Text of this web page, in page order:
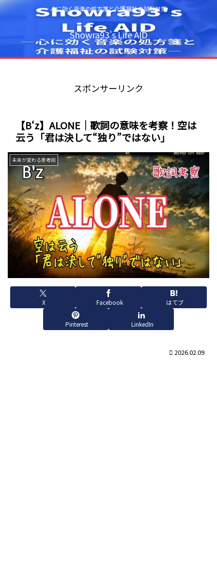
心に効く音楽の処方箋と介護福祉の試験対策
Showra93’s Life AID
スポンサーリンク
【B‘z】ALONE｜歌詞の意味を考察！空は
云う「君は決して“独り”ではない」
未来が変わる思考術
X Facebook はてブ
Pinterest LinkedIn
2026.02.09